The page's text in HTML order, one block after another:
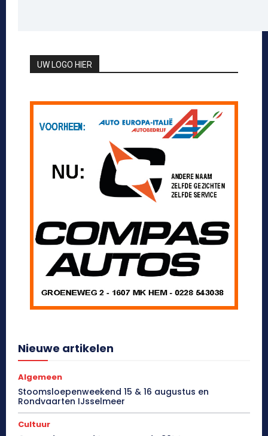
UW LOGO HIER
Nieuwe artikelen
Algemeen
Stoomsloepenweekend 15 & 16 augustus en
Rondvaarten IJsselmeer
Cultuur